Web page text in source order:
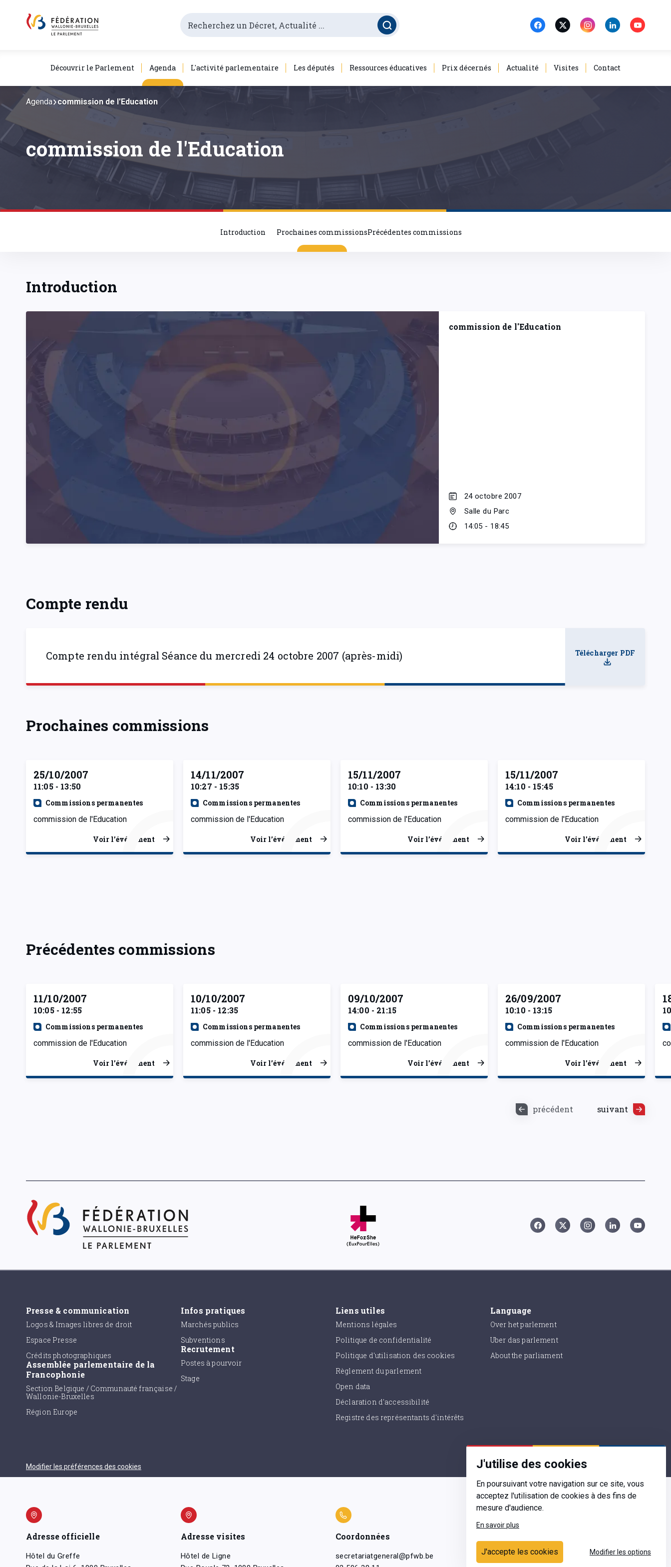
J'utilise des cookies
En poursuivant votre navigation sur ce site, vous
acceptez l'utilisation de cookies à des fins de
mesure d'audience.
En savoir plus
J'accepte les cookies Modifier les options
Découvrir le Parlement Agenda L'activité parlementaire Les députés Ressources éducatives Prix décernés Actualité Visites Contact
commission de l'Education
Agenda commission de l'Education
Introduction Prochaines commissionsPrécédentes commissions
Introduction
commission de l'Education
24 octobre 2007
Salle du Parc
14:05 - 18:45
Compte rendu
Compte rendu intégral Séance du mercredi 24 octobre 2007 (après-midi) Télécharger PDF
Prochaines commissions
25/10/2007
11:05 - 13:50
Commissions permanentes
commission de l'Education
Voir l’événement
14/11/2007
10:27 - 15:35
Commissions permanentes
commission de l'Education
Voir l’événement
15/11/2007
10:10 - 13:30
Commissions permanentes
commission de l'Education
Voir l’événement
15/11/2007
14:10 - 15:45
Commissions permanentes
commission de l'Education
Voir l’événement
Précédentes commissions
11/10/2007
10:05 - 12:55
Commissions permanentes
commission de l'Education
Voir l’événement
10/10/2007
11:05 - 12:35
Commissions permanentes
commission de l'Education
Voir l’événement
09/10/2007
14:00 - 21:15
Commissions permanentes
commission de l'Education
Voir l’événement
26/09/2007
10:10 - 13:15
Commissions permanentes
commission de l'Education
Voir l’événement
précédent suivant
Presse & communication
Logos & Images libres de droit
Espace Presse
Crédits photographiques
Assemblée parlementaire de la
Francophonie
Section Belgique / Communauté française /
Wallonie-Bruxelles
Région Europe
Infos pratiques
Marchés publics
Subventions
Recrutement
Postes à pourvoir
Stage
Liens utiles
Mentions légales
Politique de confidentialité
Politique d'utilisation des cookies
Règlement du parlement
Open data
Déclaration d'accessibilité
Registre des représentants d'intérêts
Language
Over het parlement
Uber das parlement
About the parliament
Modifier les préférences des cookies
Adresse officielle
Hôtel du Greffe
Adresse visites
Hôtel de Ligne
Coordonnées
secretariatgeneral@pfwb.be
Ecrivez-nous